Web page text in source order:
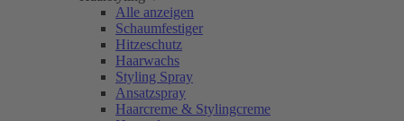
Alle anzeigen
Schaumfestiger
Hitzeschutz
Haarwachs
Styling Spray
Ansatzspray
Haarcreme & Stylingcreme